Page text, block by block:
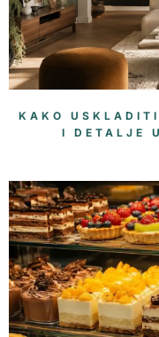
KAKO
I DETALJE